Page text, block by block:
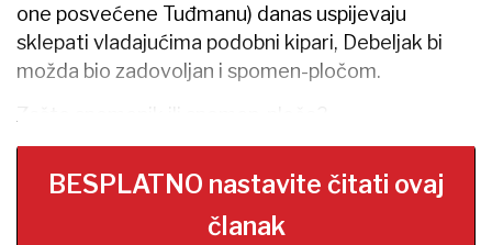
one posvećene Tuđmanu) danas uspijevaju
sklepati vladajućima podobni kipari, Debeljak bi
možda bio zadovoljan i spomen-pločom.
BESPLATNO nastavite čitati ovaj
članak